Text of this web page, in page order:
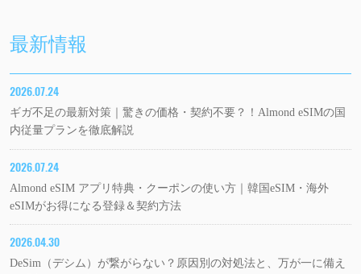
最新情報
2026.07.24
ギガ不足の最新対策｜驚きの価格・契約不要？！Almond eSIMの国
内従量プランを徹底解説
2026.07.24
Almond eSIM アプリ特典・クーポンの使い方｜韓国eSIM・海外
eSIMがお得になる登録＆契約方法
2026.04.30
DeSim（デシム）が繋がらない？原因別の対処法と、万が一に備え